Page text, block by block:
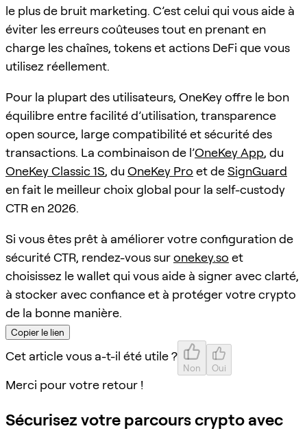
le plus de bruit marketing. C’est celui qui vous aide à
éviter les erreurs coûteuses tout en prenant en
charge les chaînes, tokens et actions DeFi que vous
utilisez réellement.
Pour la plupart des utilisateurs, OneKey offre le bon
équilibre entre facilité d’utilisation, transparence
open source, large compatibilité et sécurité des
transactions. La combinaison de l’OneKey App, du
OneKey Classic 1S, du OneKey Pro et deSignGuard
en fait le meilleur choix global pour la self-custody
CTR en 2026.
Si vous êtes prêt à améliorer votre configuration de
sécurité CTR, rendez-vous suronekey.so et
choisissez le wallet qui vous aide à signer avec clarté,
à stocker avec confiance et à protéger votre crypto
de la bonne manière.
Copier le lien
Cet article vous a-t-il été utile ?
Non Oui
Merci pour votre retour !
Sécurisez votre parcours crypto avec